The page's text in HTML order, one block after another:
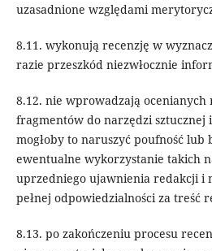
uzasadnione względami
8.11. wykonują recenzję w
razie przeszkód niezwłocznie
8.12. nie wprowadzają
fragmentów do narzędzi sztucznej
mogłoby to naruszyć poufność lub
ewentualne wykorzystanie takich
uprzedniego ujawnienia redakcji i
pełnej odpowiedzialności za treść
8.13. po zakończeniu procesu